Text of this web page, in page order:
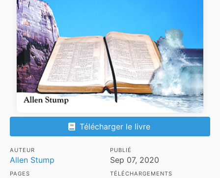
Télécharger le livre
AUTEUR
Allen Stump
PUBLIÉ
Sep 07, 2020
PAGES TÉLÉCHARGEMENTS